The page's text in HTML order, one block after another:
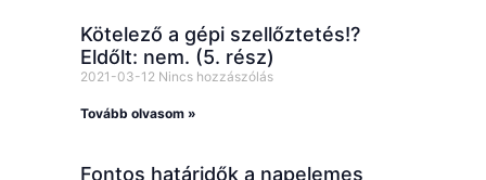
Kötelező a gépi szellőztetés!?
Eldőlt: nem. (5. rész)
2021-03-12 Nincs hozzászólás
Tovább olvasom »
Fontos határidők a napelemes